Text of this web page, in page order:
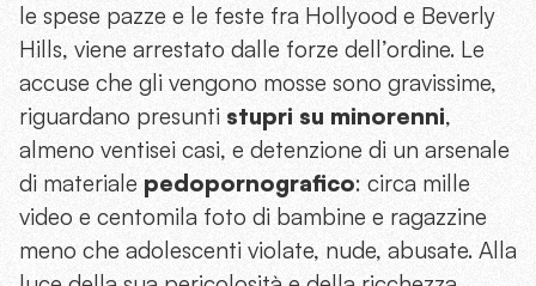
le spese pazze e le feste fra Hollyood e Beverly
Hills, viene arrestato dalle forze dell’ordine. Le
accuse che gli vengono mosse sono gravissime,
riguardano presunti stupri su minorenni,
almeno ventisei casi, e detenzione di un arsenale
di materiale pedopornografico: circa mille
video e centomila foto di bambine e ragazzine
meno che adolescenti violate, nude, abusate. Alla